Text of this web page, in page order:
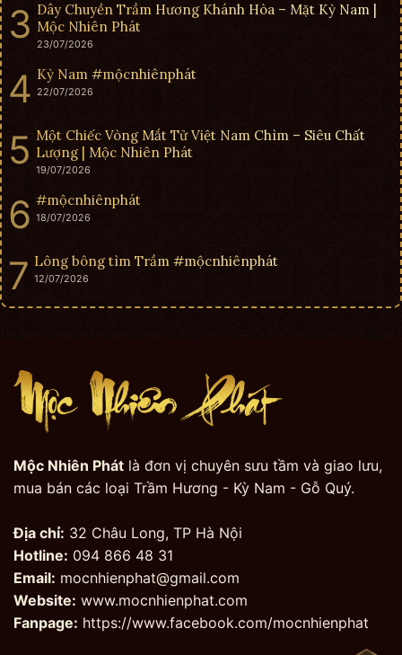
Dây Chuyền Trầm Hương Khánh Hòa – Mặt Kỳ Nam |
Mộc Nhiên Phát
23/07/2026
Kỳ Nam #mộcnhiênphát
22/07/2026
Một Chiếc Vòng Mắt Tử Việt Nam Chìm – Siêu Chất
Lượng | Mộc Nhiên Phát
19/07/2026
#mộcnhiênphát
18/07/2026
Lông bông tìm Trầm #mộcnhiênphát
12/07/2026
Mộc Nhiên Phát là đơn vị chuyên sưu tầm và giao lưu,
mua bán các loại Trầm Hương - Kỳ Nam - Gỗ Quý.
Địa chỉ: 32 Châu Long, TP Hà Nội
Hotline: 094 866 48 31
Email: mocnhienphat@gmail.com
Website: www.mocnhienphat.com
Fanpage: https://www.facebook.com/mocnhienphat